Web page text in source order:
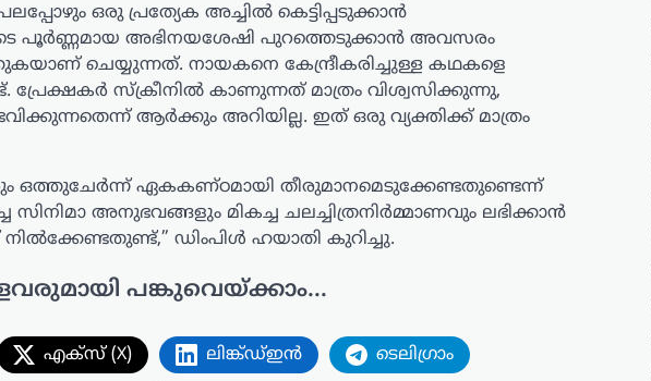
ഒരു പ്രത്യേക അച്ചിൽ കെട്ടിപ്പടുക്കാൻ
പൂർണ്ണമായ അഭിനയശേഷി പുറത്തെടുക്കാൻ അവസരം
ചെയ്യുന്നത്. നായകനെ കേന്ദ്രീകരിച്ചുള്ള കഥകളെ
പ്രേക്ഷകർ സ്ക്രീനിൽ കാണുന്നത് മാത്രം വിശ്വസിക്കുന്നു,
ആർക്കും അറിയില്ല. ഇത് ഒരു വ്യക്തിക്ക് മാത്രം
ഒത്തുചേർന്ന് ഏകകണ്ഠമായി തീരുമാനമെടുക്കേണ്ടതുണ്ടെന്ന്
അനുഭവങ്ങളും മികച്ച ചലച്ചിത്രനിർമ്മാണവും ലഭിക്കാൻ
ഡിംപിൾ ഹയാതി കുറിച്ചു.
പങ്കുവെയ്ക്കാം...
എക്സ് (X) ലിങ്ക്ഡ്ഇൻ ടെലിഗ്രാം